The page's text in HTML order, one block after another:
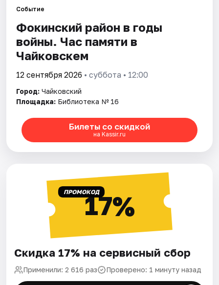
Событие
Фокинский район в годы
войны. Час памяти в
Чайковскем
12 сентября 2026 • суббота • 12:00
Город: Чайковский
Площадка: Библиотека № 16
Билеты со скидкой
на Kassir.ru
ПРОМОКОД17%
Скидка 17% на сервисный сбор
Применили: 2 616 раз Проверено: 1 минуту назад